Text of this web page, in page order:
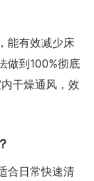
能有效减少床
做到100%彻底
干燥通风，效
合日常快速清